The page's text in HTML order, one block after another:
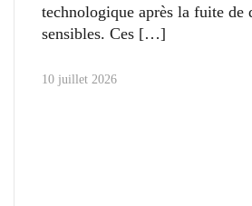
technologique après la fuite de
sensibles. Ces
10 juillet 2026